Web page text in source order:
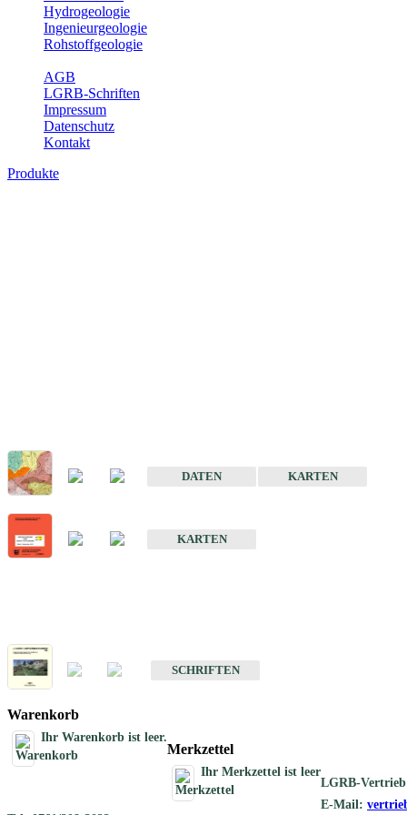
Hydrogeologie
Ingenieurgeologie
Rohstoffgeologie
AGB
LGRB-Schriften
Impressum
Datenschutz
Kontakt
Produkte
DATEN
KARTEN
KARTEN
SCHRIFTEN
Warenkorb
Ihr Warenkorb ist leer.
Merkzettel
Ihr Merkzettel ist leer
LGRB-Vertrieb
E-Mail: